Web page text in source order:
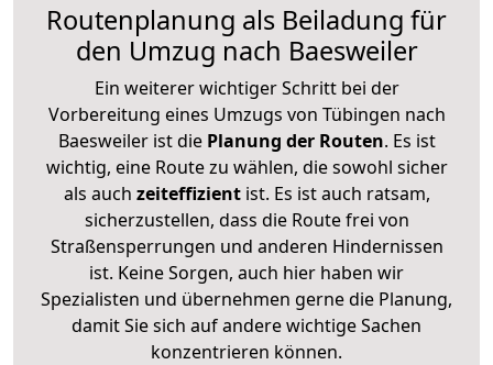
Routenplanung als Beiladung für
den Umzug nach Baesweiler
Ein weiterer wichtiger Schritt bei der
Vorbereitung eines Umzugs von Tübingen nach
Baesweiler ist diePlanung der Routen. Es ist
wichtig, eine Route zu wählen, die sowohl sicher
als auch zeiteffizientist. Es ist auch ratsam,
sicherzustellen, dass die Route frei von
Straßensperrungen und anderen Hindernissen
ist. Keine Sorgen, auch hier haben wir
Spezialisten und übernehmen gerne die Planung,
damit Sie sich auf andere wichtige Sachen
konzentrieren können.